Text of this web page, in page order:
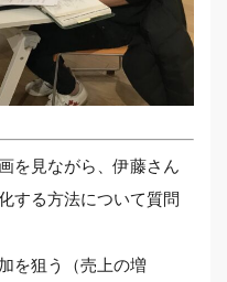
を見ながら、伊藤さん
する方法について質問
を狙う（売上の増